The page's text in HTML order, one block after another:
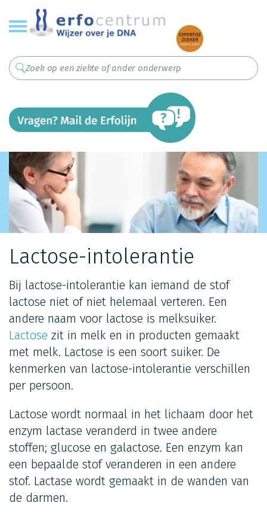
Overslaan
en
naar
inhoud
gaan
Lactose-intolerantie
Bij lactose-intolerantie kan iemand de stof
lactose niet of niet helemaal verteren. Een
andere naam voor lactose is melksuiker.
Lactose zit in melk en in producten gemaakt
met melk. Lactose is een soort suiker. De
kenmerken van lactose-intolerantie verschillen
per persoon.
Lactose wordt normaal in het lichaam door het
enzym lactase veranderd in twee andere
stoffen; glucose en galactose. Een enzym kan
een bepaalde stof veranderen in een andere
stof. Lactase wordt gemaakt in de wanden van
de darmen.